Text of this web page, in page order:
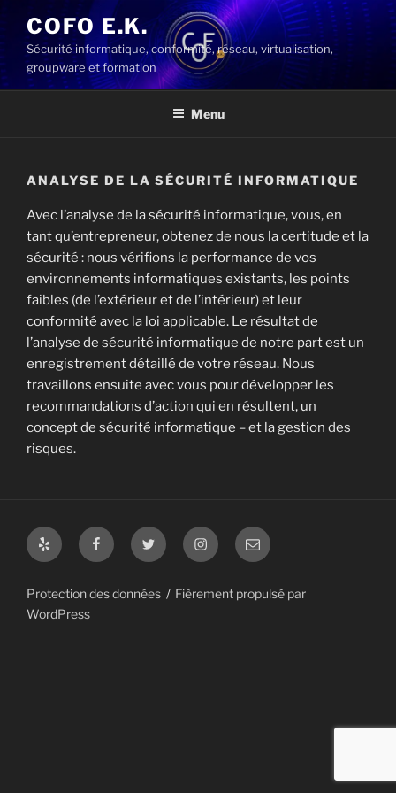
au
contenu
principal
COFO E.K.
Sécurité informatique, conformité, réseau, virtualisation,
groupware et formation
Menu
ANALYSE DE LA SÉCURITÉ INFORMATIQUE
Avec l’analyse de la sécurité informatique, vous, en
tant qu’entrepreneur, obtenez de nous la certitude et la
sécurité : nous vérifions la performance de vos
environnements informatiques existants, les points
faibles (de l’extérieur et de l’intérieur) et leur
conformité avec la loi applicable. Le résultat de
l’analyse de sécurité informatique de notre part est un
enregistrement détaillé de votre réseau. Nous
travaillons ensuite avec vous pour développer les
recommandations d’action qui en résultent, un
concept de sécurité informatique – et la gestion des
risques.
Yelp FacebookTwitter Instagram
E-
Mail
Protection des données
Fièrement propulsé par
WordPress